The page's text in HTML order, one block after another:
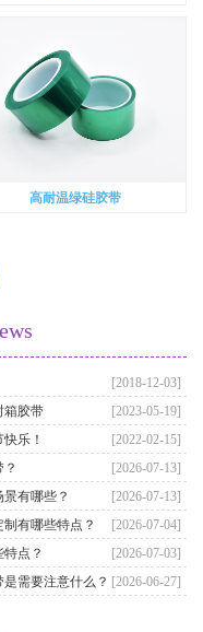
高耐温绿硅胶带
[2018-12-03]
[2023-05-19]
箱胶带
[2022-02-15]
乐！
[2026-07-13]
[2026-07-13]
有哪些？
[2026-07-04]
有哪些特点？
[2026-07-03]
点？
[2026-06-27]
需要注意什么？